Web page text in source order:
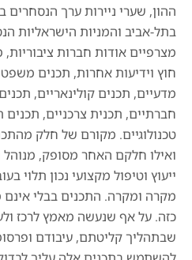
ההון, שערי ניירות ערך הנסחרים
בתל-אביב והמניות הישראליות
מצרפיים אודות חברות
חוץ וידיעות אחרות, תכנים
מדעיים, תכנים קולינאריים,
חברתיים, תכנית צרכניים, תכנים
טכנולוגיים. מקורם של חלק
ואילו חלקם האחר מסופק, מנוהל
ייעוץ וטיפול מקצועי נכון תלוי
מקרה ומקרה. התכנים בבלי אינם
כזה. על אף שנעשה מאמץ לרכז
שבתהליך קליטתם, עיבודם